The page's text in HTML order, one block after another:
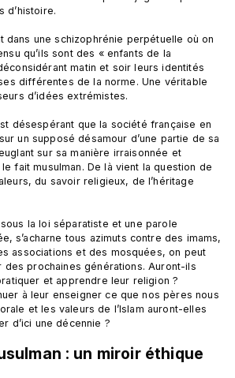
d’histoire.
dans une schizophrénie perpétuelle où on
qu’ils sont des « enfants de la
matin et soir leurs identités
différentes de la norme. Une véritable
d’idées extrémistes.
désespérant que la société française en
un supposé désamour d’une partie de sa
sur sa manière irraisonnée et
fait musulman. De là vient la question de
du savoir religieux, de l’héritage
la loi séparatiste et une parole
s’acharne tous azimuts contre des imams,
associations et des mosquées, on peut
des prochaines générations. Auront-ils
et apprendre leur religion ?
à leur enseigner ce que nos pères nous
et les valeurs de l’Islam auront-elles
: un miroir éthique